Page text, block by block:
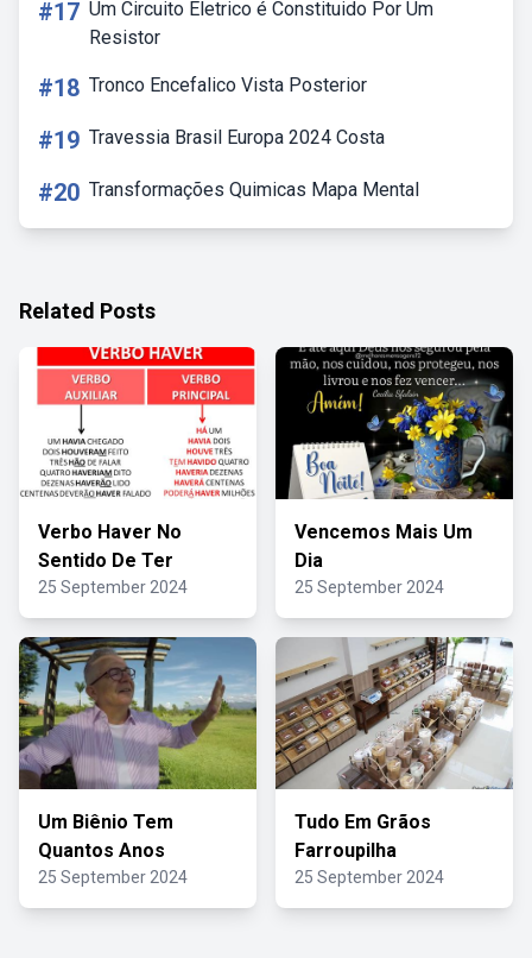
#17 Um Circuito Eletrico é Constituido Por Um
Resistor
#18 Tronco Encefalico Vista Posterior
#19 Travessia Brasil Europa 2024 Costa
#20 Transformações Quimicas Mapa Mental
Related Posts
Verbo Haver No
Sentido De Ter
25 September 2024
Vencemos Mais Um
Dia
25 September 2024
Um Biênio Tem
Quantos Anos
25 September 2024
Tudo Em Grãos
Farroupilha
25 September 2024